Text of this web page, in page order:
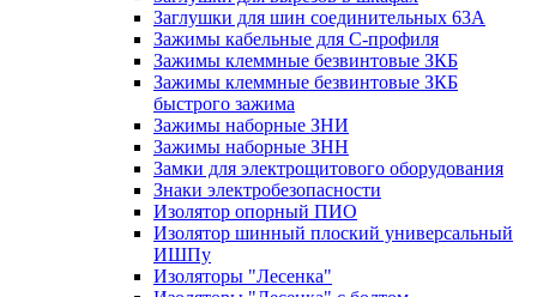
Заглушки для шин соединительных 63А
Зажимы кабельные для С-профиля
Зажимы клеммные безвинтовые ЗКБ
Зажимы клеммные безвинтовые ЗКБ
быстрого зажима
Зажимы наборные ЗНИ
Зажимы наборные ЗНН
Замки для электрощитового оборудования
Знаки электробезопасности
Изолятор опорный ПИО
Изолятор шинный плоский универсальный
ИШПу
Изоляторы "Лесенка"